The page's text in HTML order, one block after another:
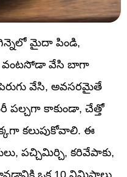
మైదా పిండి,
వంటసోడా వేసి బాగా
వేసి, అవసరమైతే
పల్చగా కాకుండా, చేత్తో
కలుపుకోవాలి. ఈ
పచ్చిమిర్చి, కరివేపాకు,
ఒక 10 నిమిషాలు